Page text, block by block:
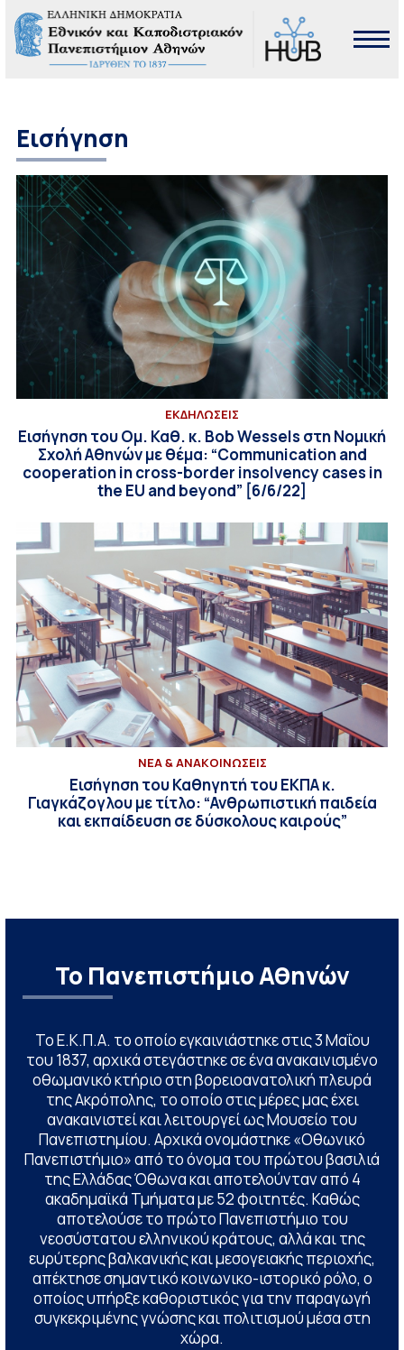
Εισήγηση
ΕΚΔΗΛΩΣΕΙΣ
Εισήγηση του Ομ. Καθ. κ. Bob Wessels στη Νομική
Σχολή Αθηνών με θέμα: “Communication and
cooperation in cross-border insolvency cases in
the EU and beyond” [6/6/22]
ΝΕΑ & ΑΝΑΚΟΙΝΩΣΕΙΣ
Εισήγηση του Καθηγητή του ΕΚΠΑ κ.
Γιαγκάζογλου με τίτλο: “Ανθρωπιστική παιδεία
και εκπαίδευση σε δύσκολους καιρούς”
Το Πανεπιστήμιο Αθηνών
Το Ε.Κ.Π.Α. το οποίο εγκαινιάστηκε στις 3 Μαΐου
του 1837, αρχικά στεγάστηκε σε ένα ανακαινισμένο
οθωμανικό κτήριο στη βορειοανατολική πλευρά
της Ακρόπολης, το οποίο στις μέρες μας έχει
ανακαινιστεί και λειτουργεί ως Μουσείο του
Πανεπιστημίου. Αρχικά ονομάστηκε «Οθωνικό
Πανεπιστήμιο» από το όνομα του πρώτου βασιλιά
της Ελλάδας Όθωνα και αποτελούνταν από 4
ακαδημαϊκά Τμήματα με 52 φοιτητές. Καθώς
αποτελούσε το πρώτο Πανεπιστήμιο του
νεοσύστατου ελληνικού κράτους, αλλά και της
ευρύτερης βαλκανικής και μεσογειακής περιοχής,
απέκτησε σημαντικό κοινωνικο-ιστορικό ρόλο, ο
οποίος υπήρξε καθοριστικός για την παραγωγή
συγκεκριμένης γνώσης και πολιτισμού μέσα στη
χώρα.